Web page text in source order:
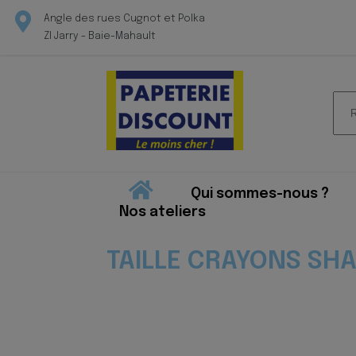
Angle des rues Cugnot et Polka
ZI Jarry - Baie-Mahault
Qui sommes-nous ?
Nos ateliers
TAILLE CRAYONS